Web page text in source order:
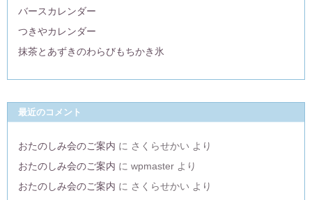
バースカレンダー
つきやカレンダー
抹茶とあずきのわらびもちかき氷
最近のコメント
おたのしみ会のご案内 に さくらせかい より
おたのしみ会のご案内 に wpmaster より
おたのしみ会のご案内 に さくらせかい より